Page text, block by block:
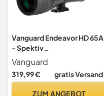
Vanguard Endeavor HD 65A
- Spektiv
(Natur/Beobachtung)
Vanguard
319,99 € gratis Versand
ZUM ANGEBOT